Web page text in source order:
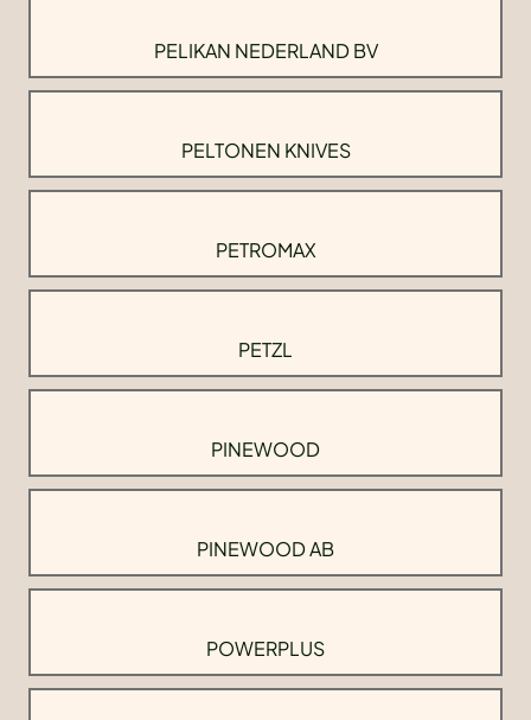
PELIKAN NEDERLAND BV
PELTONEN KNIVES
PETROMAX
PETZL
PINEWOOD
PINEWOOD AB
POWERPLUS